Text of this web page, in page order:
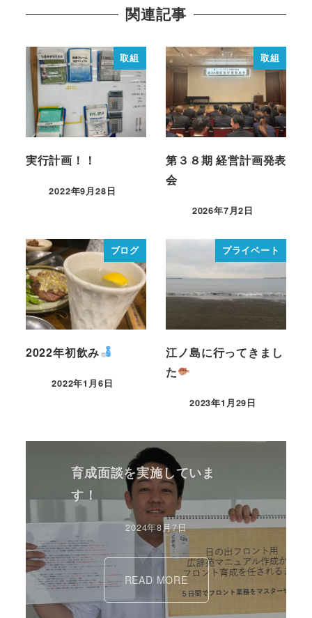
関連記事
取組
実行計画！！
2022年9月28日
取組
第３８期 経営計画発表
会
2026年7月2日
ブログ
2022年初飲み
2022年1月6日
プライベート
江ノ島に行ってきまし
た
2023年1月29日
育成面談を実施していま
す！
2024年8月7日
READ MORE